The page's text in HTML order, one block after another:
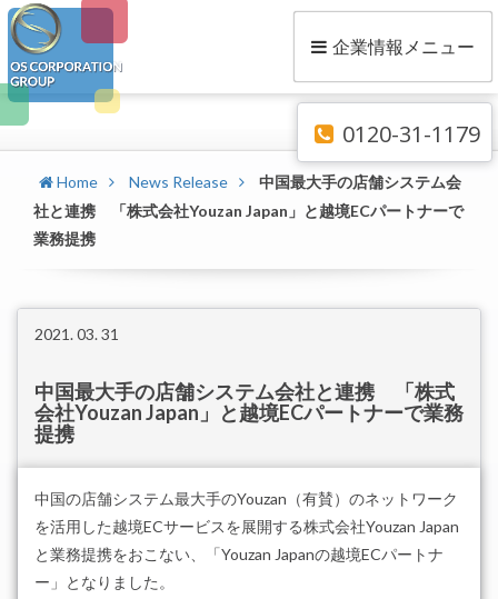
企業情報メニュー
0120-31-1179
Home News Release
中国最大手の店舗システム会
社と連携 「株式会社Youzan Japan」と越境ECパートナーで
業務提携
2021. 03. 31
中国最大手の店舗システム会社と連携 「株式
会社Youzan Japan」と越境ECパートナーで業務
提携
中国の店舗システム最大手のYouzan（有賛）のネットワーク
を活用した越境ECサービスを展開する株式会社Youzan Japan
と業務提携をおこない、「Youzan Japanの越境ECパートナ
ー」となりました。